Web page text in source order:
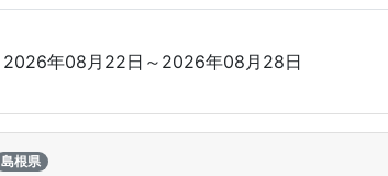
2026年08月22日～2026年08月28日
島根県